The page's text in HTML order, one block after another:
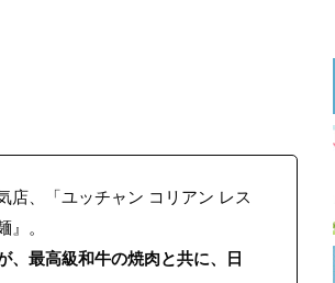
店、「ユッチャン コリアン レス
』。
、最高級和牛の焼肉と共に、日